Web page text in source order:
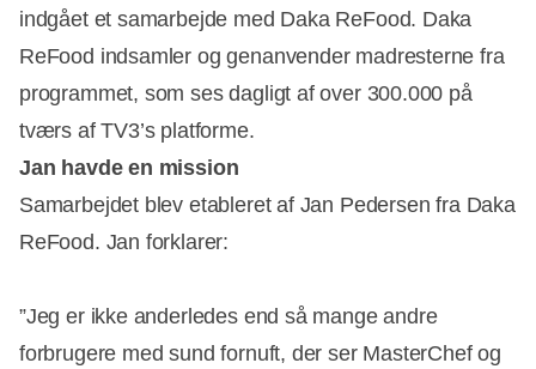
indgået et samarbejde med Daka ReFood. Daka
ReFood indsamler og genanvender madresterne fra
programmet, som ses dagligt af over 300.000 på
tværs af TV3’s platforme.
Jan havde en mission
Samarbejdet blev etableret af Jan Pedersen fra Daka
ReFood. Jan forklarer:
”Jeg er ikke anderledes end så mange andre
forbrugere med sund fornuft, der ser MasterChef og